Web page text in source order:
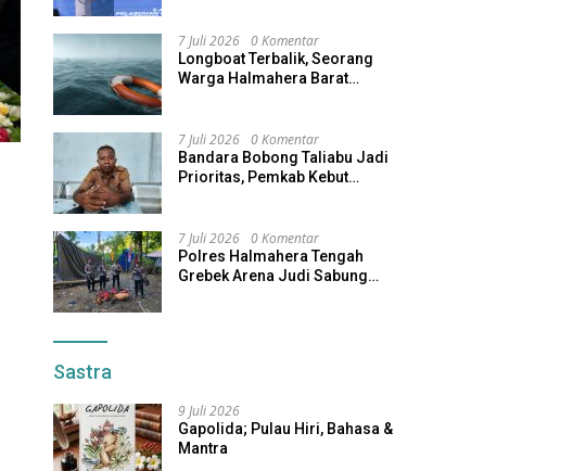
7 Juli 2026 0 Komentar
Longboat Terbalik, Seorang
Warga Halmahera Barat
7 Juli 2026 0 Komentar
Bandara Bobong Taliabu Jadi
Prioritas, Pemkab Kebut
7 Juli 2026 0 Komentar
Polres Halmahera Tengah
Grebek Arena Judi Sabung
Sastra
9 Juli 2026
Gapolida; Pulau Hiri, Bahasa &
Mantra